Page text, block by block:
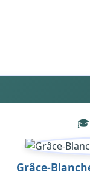
Grâce-